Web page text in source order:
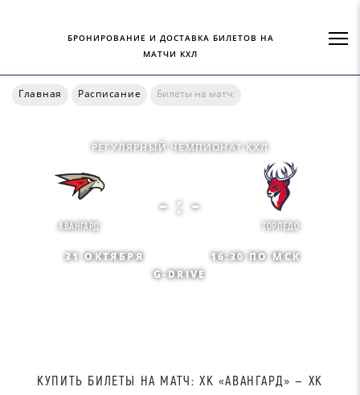
БРОНИРОВАНИЕ И ДОСТАВКА БИЛЕТОВ НА
МАТЧИ КХЛ
Главная Расписание Билеты на матч:
РЕГУЛЯРНЫЙ ЧЕМПИОНАТ КХЛ
АВАНГАРД
- : -
ТОРПЕДО
31 ОКТЯБРЯ
16:30 ПО МСК
G-DRIVE
КУПИТЬ БИЛЕТЫ НА МАТЧ: ХК «АВАНГАРД» — ХК